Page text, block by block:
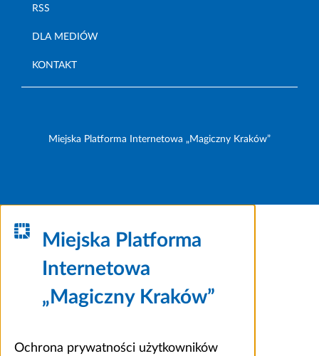
RSS
DLA MEDIÓW
KONTAKT
Miejska Platforma Internetowa „Magiczny Kraków”
Miejska Platforma
Internetowa
„Magiczny Kraków”
Ochrona prywatności użytkowników